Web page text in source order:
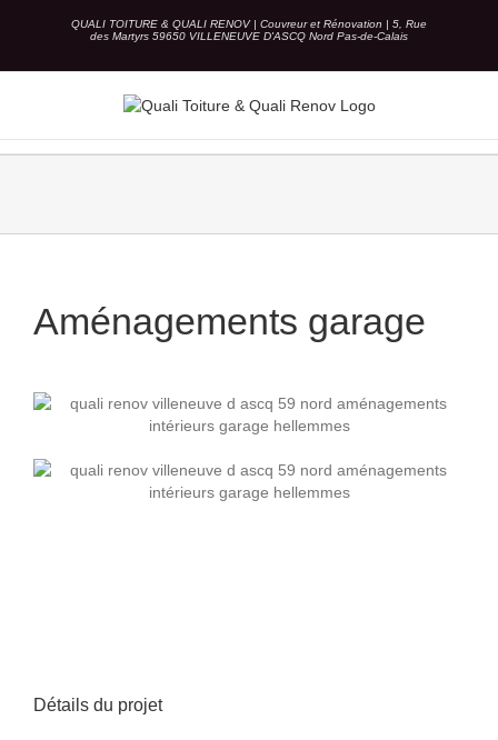
QUALI TOITURE & QUALI RENOV | Couvreur et Rénovation | 5, Rue
des Martyrs 59650 VILLENEUVE D'ASCQ Nord Pas-de-Calais
Aménagements garage
Détails du projet